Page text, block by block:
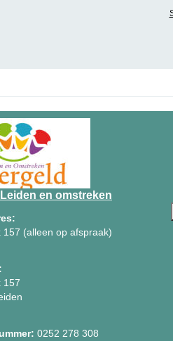
en omstreken
157 (alleen op afspraak)
157
0252 278 308